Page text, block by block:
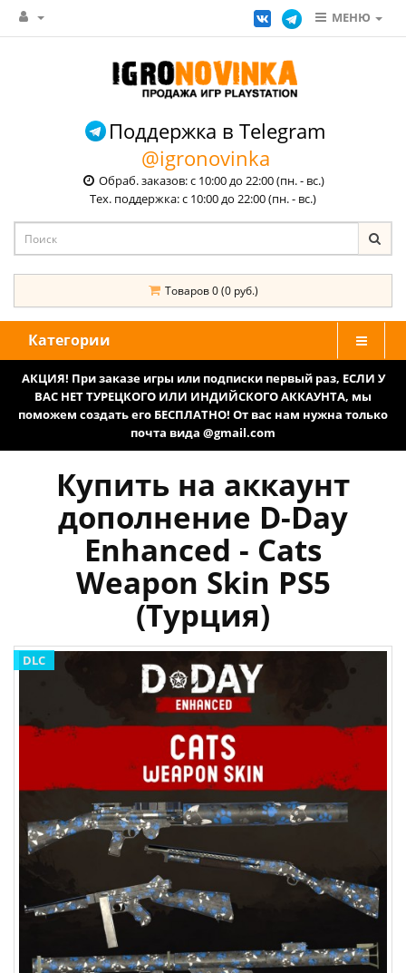
МЕНЮ
Поддержка в Telegram
@igronovinka
Обраб. заказов: с 10:00 до 22:00 (пн. - вс.)
Тех. поддержка: с 10:00 до 22:00 (пн. - вс.)
Товаров 0 (0 руб.)
Категории
АКЦИЯ! При заказе игры или подписки первый раз, ЕСЛИ У
ВАС НЕТ ТУРЕЦКОГО ИЛИ ИНДИЙСКОГО АККАУНТА, мы
поможем создать его БЕСПЛАТНО! От вас нам нужна только
почта вида @gmail.com
Купить на аккаунт
дополнение D-Day
Enhanced - Cats
Weapon Skin PS5
(Турция)
DLC